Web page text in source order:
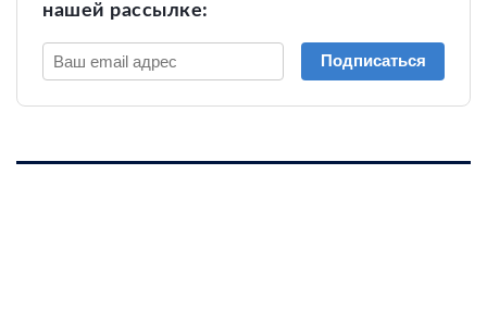
нашей рассылке:
Подписаться